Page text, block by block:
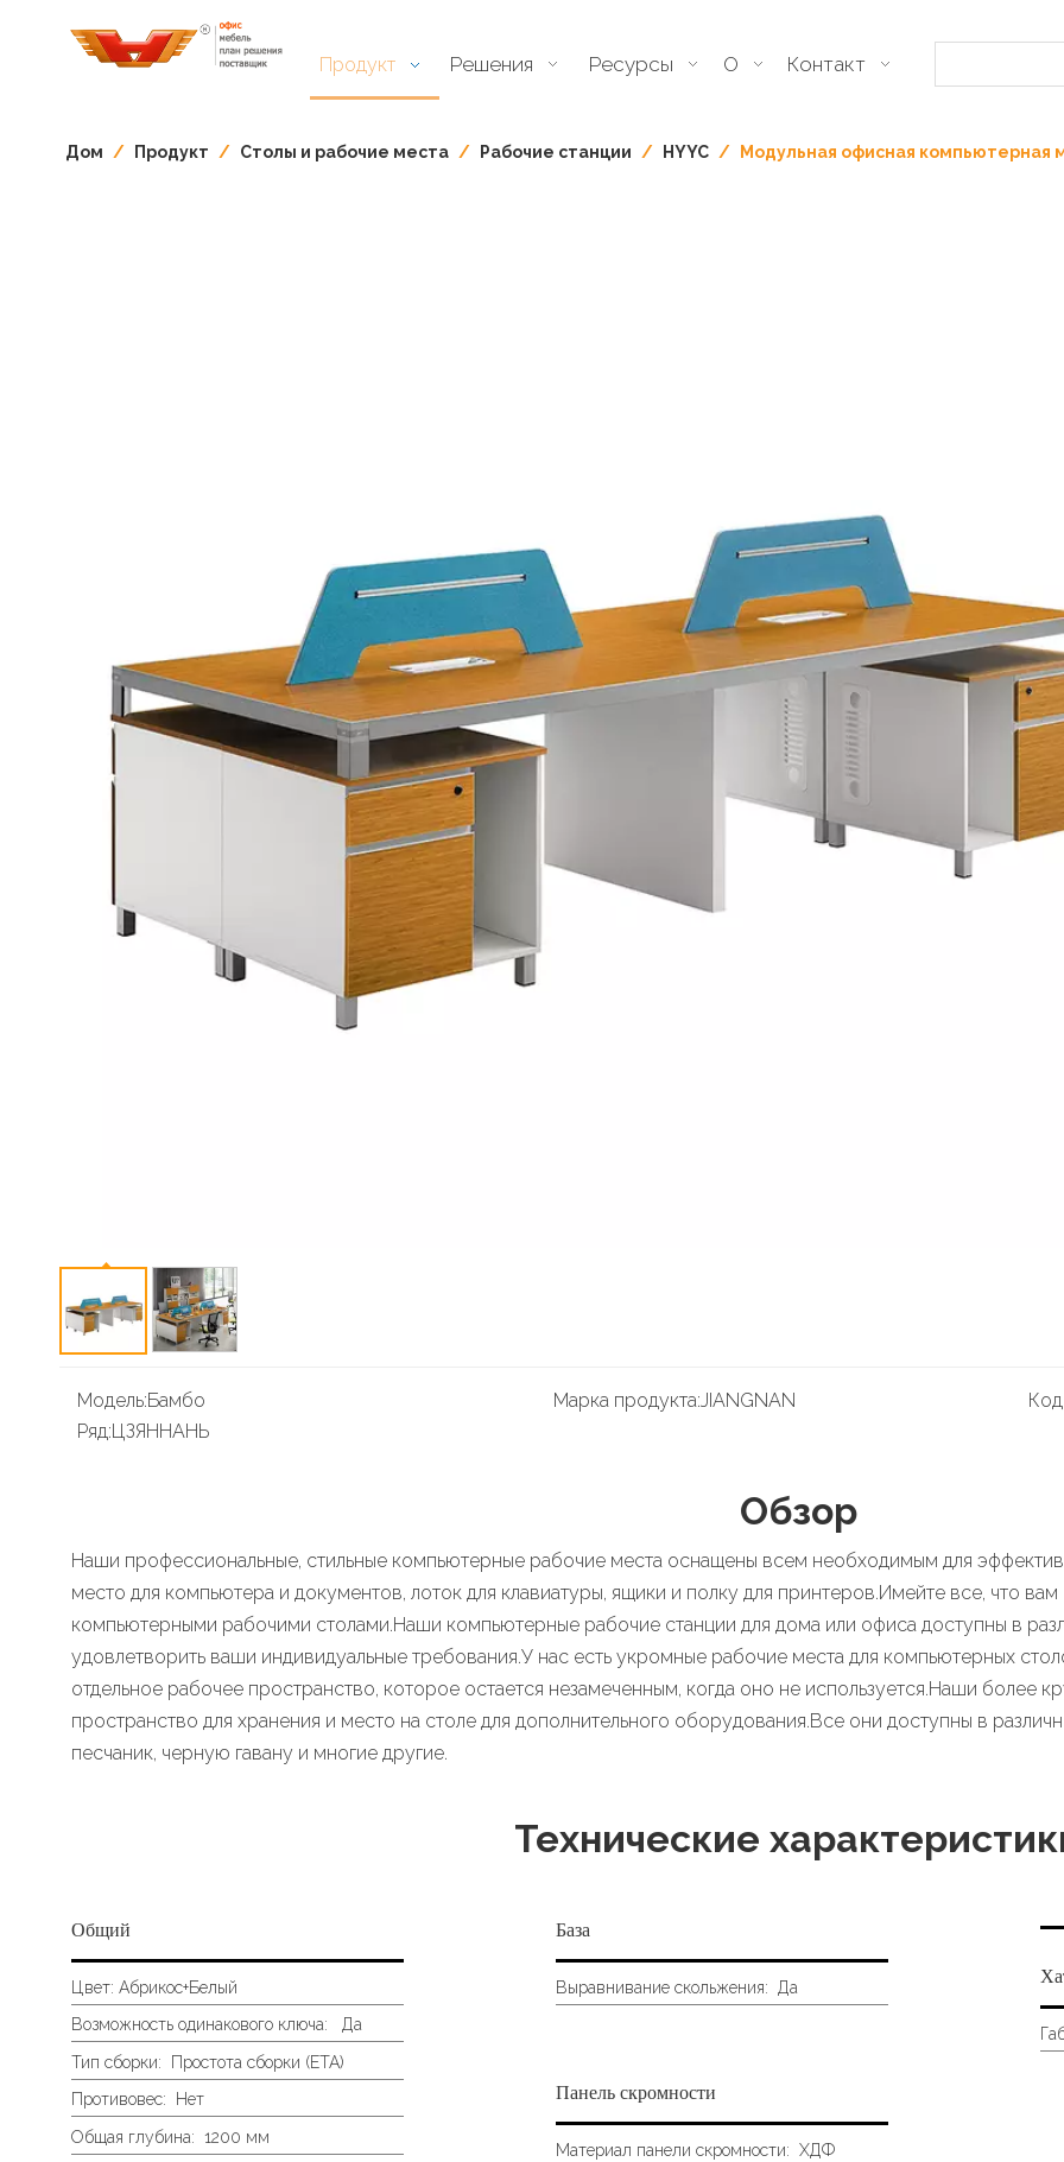
Продукт Решения Ресурсы О Контакт
Дом / Продукт / Столы и рабочие места​​​​​​ / Рабочие станции / HYYC / Модульная офисная компьютерная
Модель:Бамбо Марка продукта:JIANGNAN
Ряд:ЦЗЯННАНЬ
Обзор
Наши профессиональные, стильные компьютерные рабочие места оснащены всем необходимым для
место для компьютера и документов, лоток для клавиатуры, ящики и полку для принтеров.Имейте все, что
компьютерными рабочими столами.Наши компьютерные рабочие станции для дома или офиса доступны в
удовлетворить ваши индивидуальные требования.У нас есть укромные рабочие места для компьютерных
отдельное рабочее пространство, которое остается незамеченным, когда оно не используется.Наши более
пространство для хранения и место на столе для дополнительного оборудования.Все они доступны в
песчаник, черную гавану и многие другие.
Технические
Общий
Цвет: Абрикос+Белый
Возможность одинакового ключа: Да
Тип сборки: Простота сборки (ETA)
Противовес: Нет
Общая глубина: 1200 мм
База
Выравнивание скольжения: Да
Панель скромности
Материал панели скромности: ХДФ